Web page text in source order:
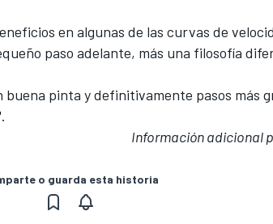
en algunas de las curvas de
paso adelante, más una filosofía
pinta y definitivamente pasos más
Información adicional
o guarda esta historia